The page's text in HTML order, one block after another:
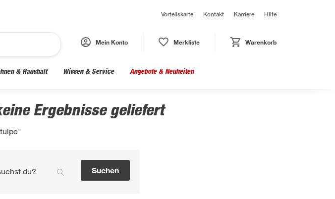
Vorteilskarte Kontakt Karriere Hilfe
Mein Konto Merkliste Warenkorb
& Haushalt Wissen & Service Angebote & Neuheiten
Ergebnisse geliefert
du? Suchen